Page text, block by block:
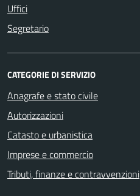
Uffici
Segretario
CATEGORIE DI SERVIZIO
Anagrafe e stato civile
Autorizzazioni
Catasto e urbanistica
Imprese e commercio
Tributi, finanze e contravvenzioni